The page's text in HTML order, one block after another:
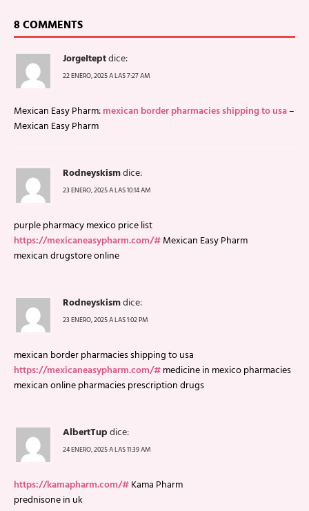
8 COMMENTS
JorgeIteptdice:
22 ENERO, 2025 A LAS 7:27 AM
Mexican Easy Pharm:mexican border pharmacies shipping to usa–
Mexican Easy Pharm
Rodneyskismdice:
23 ENERO, 2025 A LAS 10:14 AM
purple pharmacy mexico price list
https://mexicaneasypharm.com/#Mexican Easy Pharm
mexican drugstore online
Rodneyskismdice:
23 ENERO, 2025 A LAS 1:02 PM
mexican border pharmacies shipping to usa
https://mexicaneasypharm.com/#medicine in mexico pharmacies
mexican online pharmacies prescription drugs
AlbertTupdice:
24 ENERO, 2025 A LAS 11:39 AM
https://kamapharm.com/#Kama Pharm
prednisone in uk